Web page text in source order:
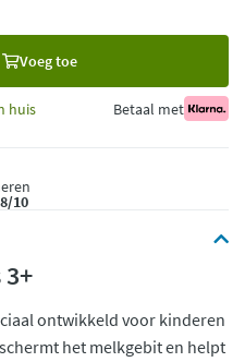
Voeg toe
huis Betaal met
10
ontwikkeld voor kinderen
het melkgebit en helpt